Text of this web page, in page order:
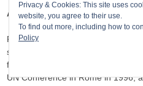
A shared vision for food
Food sovereignty can be
social and political process and a
forward by LVC, in coordination
UN Conference in Rome in 1996,
Privacy & Cookies: This site uses
website, you agree to their use.
To find out more, including how to
Policy